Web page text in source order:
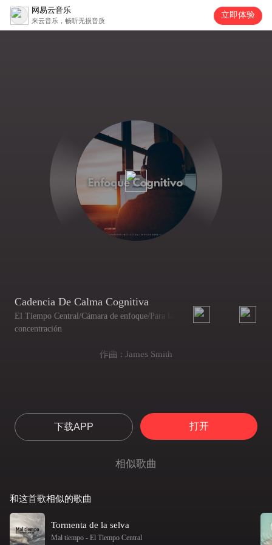
网易云音乐
来云音乐，畅听无损音质
立即体验
Cadencia De Calma Cognitiva
El Tiempo Central/Cámara de enfoque/Para la
concentración
作曲 : James Smith
下载APP 打开
相似歌曲
和这首歌相似的歌曲
Tormenta de la selva
Mal tiempo - El Tiempo Central